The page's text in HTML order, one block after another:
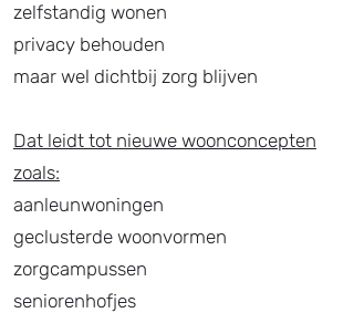
zelfstandig wonen
privacy behouden
maar wel dichtbij zorg blijven
Dat leidt tot nieuwe woonconcepten
zoals:
aanleunwoningen
geclusterde woonvormen
zorgcampussen
seniorenhofjes